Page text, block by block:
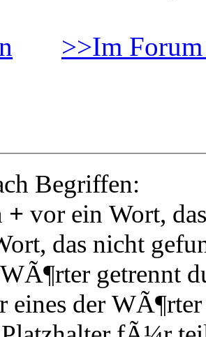
>>Im
Begriffen:
+ vor ein Wort,
das nicht
getrennt
eines der